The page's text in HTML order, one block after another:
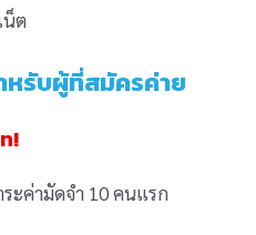
น็ต
หรับผู้ที่สมัครค่าย
!
ะค่ามัดจำ 10 คนแรก